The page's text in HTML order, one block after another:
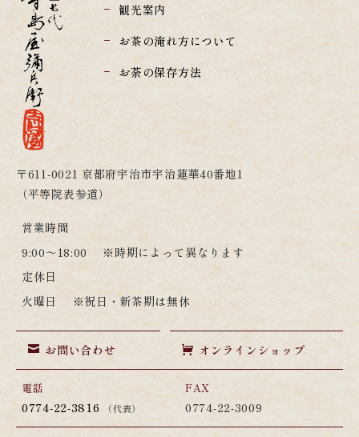
観光案内
お茶の淹れ方について
お荼の保存方法
〒611-0021 京都府宇治市宇治蓮華40番地1
（平等院表参道）
営業時間
9:00～18:00 ※時期によって異なります
定休日
火曜日 ※祝日・新茶期は無休
お問い合わせ オンラインショップ
電話
0774-22-3816 （代表）
FAX
0774-22-3009